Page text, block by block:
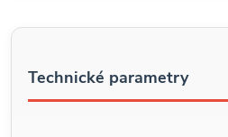
Technické parametry